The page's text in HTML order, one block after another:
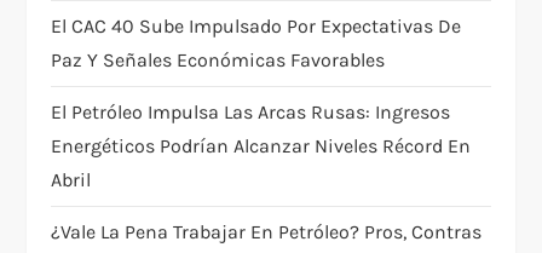
n
El CAC 40 Sube Impulsado Por Expectativas De
Paz Y Señales Económicas Favorables
El Petróleo Impulsa Las Arcas Rusas: Ingresos
Energéticos Podrían Alcanzar Niveles Récord En
Abril
¿Vale La Pena Trabajar En Petróleo? Pros, Contras